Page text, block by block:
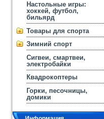
Настольные игры:
хоккей, футбол,
бильярд
Товары для спорта
Зимний спорт
Сигвеи, смартвеи,
электробайки
Квадрокоптеры
Горки, песочницы,
домики